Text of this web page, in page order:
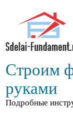
Строим
руками
Подробные